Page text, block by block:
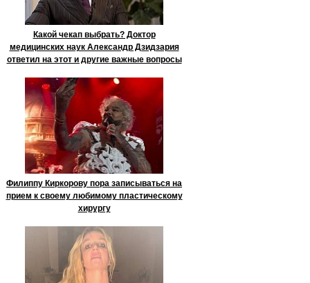
Какой чекап выбрать? Доктор
медицинских наук Александр Дзидзария
ответил на этот и другие важные вопросы
Филиппу Киркорову пора записываться на
прием к своему любимому пластическому
хирургу